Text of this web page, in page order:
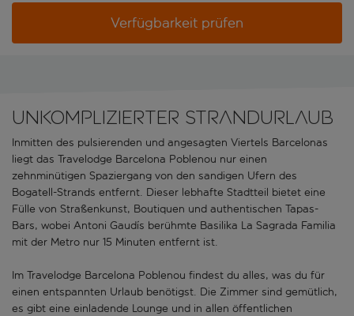
Verfügbarkeit prüfen
Unkomplizierter Strandurlaub
Inmitten des pulsierenden und angesagten Viertels Barcelonas
liegt das Travelodge Barcelona Poblenou nur einen
zehnminütigen Spaziergang von den sandigen Ufern des
Bogatell-Strands entfernt. Dieser lebhafte Stadtteil bietet eine
Fülle von Straßenkunst, Boutiquen und authentischen Tapas-
Bars, wobei Antoni Gaudís berühmte Basilika La Sagrada Familia
mit der Metro nur 15 Minuten entfernt ist.
Im Travelodge Barcelona Poblenou findest du alles, was du für
einen entspannten Urlaub benötigst. Die Zimmer sind gemütlich,
es gibt eine einladende Lounge und in allen öffentlichen